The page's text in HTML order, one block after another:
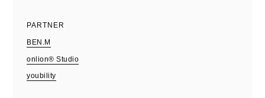
PARTNER
BEN.M
onlion® Studio
youbility